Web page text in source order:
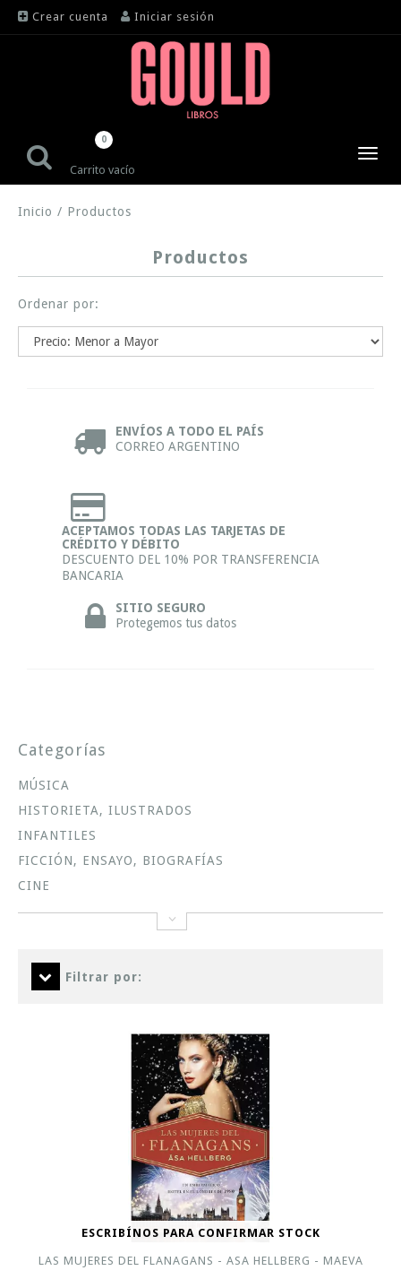
Crear cuenta Iniciar sesión
Carrito vacío
0
Inicio / Productos
Productos
Ordenar por:
ENVÍOS A TODO EL PAÍS
CORREO ARGENTINO
ACEPTAMOS TODAS LAS TARJETAS DE
CRÉDITO Y DÉBITO
DESCUENTO DEL 10% POR TRANSFERENCIA
BANCARIA
SITIO SEGURO
Protegemos tus datos
Categorías
MÚSICA
HISTORIETA, ILUSTRADOS
INFANTILES
FICCIÓN, ENSAYO, BIOGRAFÍAS
CINE
Filtrar por:
ESCRIBÍNOS PARA CONFIRMAR STOCK
LAS MUJERES DEL FLANAGANS - ASA HELLBERG - MAEVA